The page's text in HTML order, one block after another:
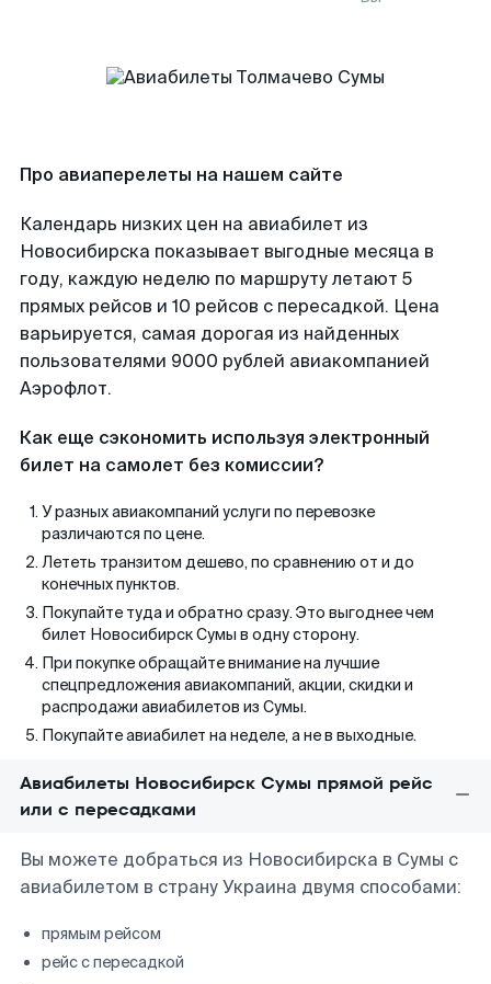
Про авиаперелеты на нашем сайте
Календарь низких цен на авиабилет из
Новосибирска показывает выгодные месяца в
году, каждую неделю по маршруту летают 5
прямых рейсов и 10 рейсов с пересадкой. Цена
варьируется, самая дорогая из найденных
пользователями 9000 рублей авиакомпанией
Аэрофлот.
Как еще сэкономить используя электронный
билет на самолет без комиссии?
У разных авиакомпаний услуги по перевозке
различаются по цене.
Лететь транзитом дешево, по сравнению от и до
конечных пунктов.
Покупайте туда и обратно сразу. Это выгоднее чем
билет Новосибирск Сумы в одну сторону.
При покупке обращайте внимание на лучшие
спецпредложения авиакомпаний, акции, скидки и
распродажи авиабилетов из Сумы.
Покупайте авиабилет на неделе, а не в выходные.
Авиабилеты Новосибирск Сумы прямой рейс
или с пересадками
Вы можете добраться из Новосибирска в Сумы с
авиабилетом в страну Украина двумя способами:
прямым рейсом
рейс с пересадкой